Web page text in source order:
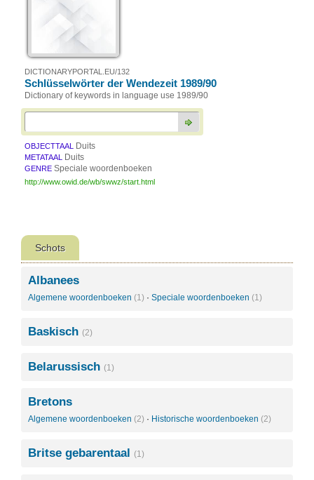
DICTIONARYPORTAL.EU/132
Schlüsselwörter der Wendezeit 1989/90
Dictionary of keywords in language use 1989/90
OBJECTTAAL Duits
METATAAL Duits
GENRE Speciale woordenboeken
http://www.owid.de/wb/swwz/start.html
Schots
Albanees
Algemene woordenboeken (1) · Speciale woordenboeken (1)
Baskisch (2)
Belarussisch (1)
Bretons
Algemene woordenboeken (2) · Historische woordenboeken (2)
Britse gebarentaal (1)